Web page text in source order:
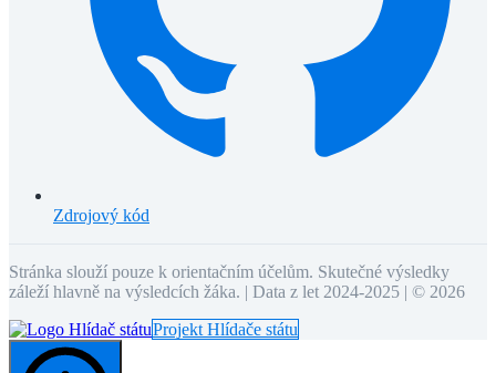
Zdrojový kód
Stránka slouží pouze k orientačním účelům. Skutečné výsledky
záleží hlavně na výsledcích žáka. | Data z let 2024-2025 | © 2026
Projekt Hlídače státu